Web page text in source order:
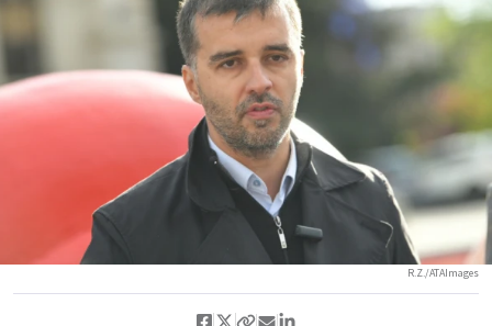
R.Z./ATAImages